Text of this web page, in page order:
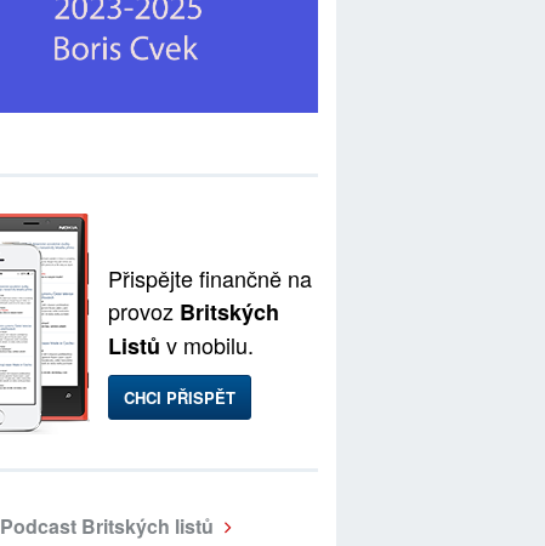
Přispějte finančně na
provoz Britských
Listů v mobilu.
CHCI PŘISPĚT
Podcast Britských listů